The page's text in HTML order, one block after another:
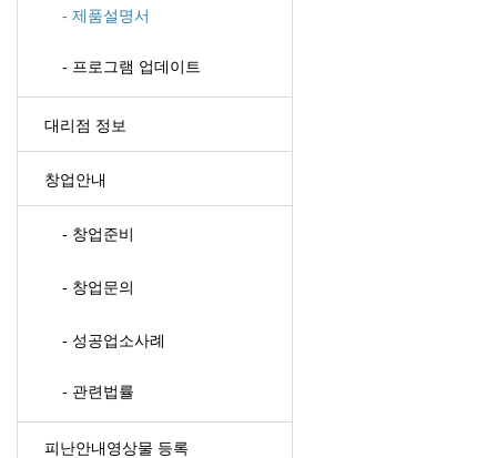
- 제품설명서
- 프로그램 업데이트
대리점 정보
창업안내
- 창업준비
- 창업문의
- 성공업소사례
- 관련법률
피난안내영상물 등록